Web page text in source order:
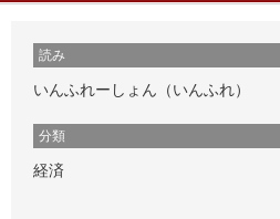
読み
いんふれーしょん（いんふれ）
分類
経済